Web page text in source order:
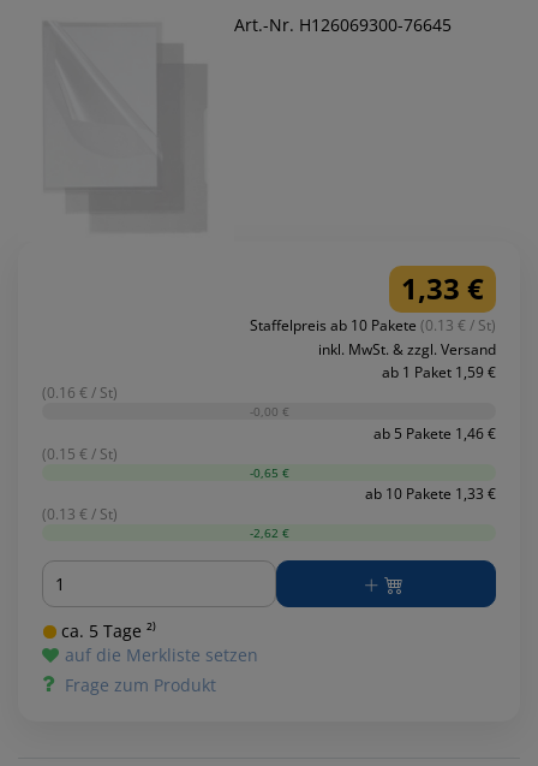
Art.-Nr. H126069300-76645
1,33 €
Staffelpreis ab 10 Pakete (0.13 € / St)
inkl. MwSt. & zzgl. Versand
ab 1 Paket 1,59 €
(0.16 € / St)
-0,00 €
ab 5 Pakete 1,46 €
(0.15 € / St)
-0,65 €
ab 10 Pakete 1,33 €
(0.13 € / St)
-2,62 €
Menge
ca. 5 Tage ²⁾
auf die Merkliste setzen
Frage zum Produkt